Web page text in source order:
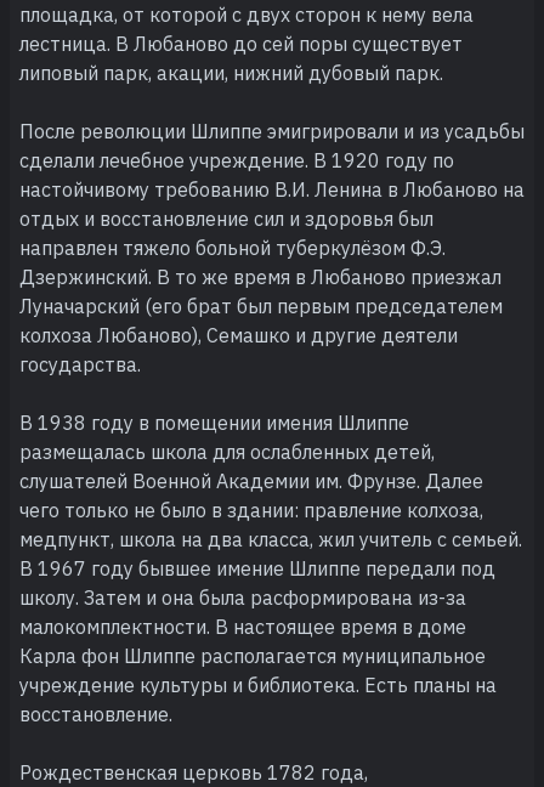
площадка, от которой с двух сторон к нему вела
лестница. В Любаново до сей поры существует
липовый парк, акации, нижний дубовый парк.
После революции Шлиппе эмигрировали и из усадьбы
сделали лечебное учреждение. В 1920 году по
настойчивому требованию В.И. Ленина в Любаново на
отдых и восстановление сил и здоровья был
направлен тяжело больной туберкулёзом Ф.Э.
Дзержинский. В то же время в Любаново приезжал
Луначарский (его брат был первым председателем
колхоза Любаново), Семашко и другие деятели
государства.
В 1938 году в помещении имения Шлиппе
размещалась школа для ослабленных детей,
слушателей Военной Академии им. Фрунзе. Далее
чего только не было в здании: правление колхоза,
медпункт, школа на два класса, жил учитель с семьей.
В 1967 году бывшее имение Шлиппе передали под
школу. Затем и она была расформирована из-за
малокомплектности. В настоящее время в доме
Карла фон Шлиппе располагается муниципальное
учреждение культуры и библиотека. Есть планы на
восстановление.
Рождественская церковь 1782 года,